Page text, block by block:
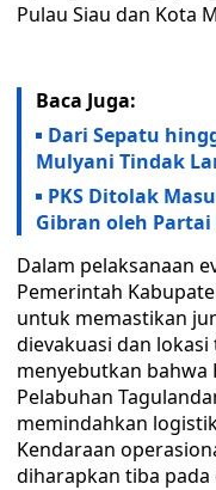
Pulau Siau dan Kota
Baca Juga:
Dari Sepatu
Mulyani Tindak
PKS Ditolak
Gibran oleh Partai
Dalam pelaksanaan
Pemerintah
untuk memastikan
dievakuasi dan
menyebutkan bahwa
Pelabuhan
memindahkan
Kendaraan
diharapkan tiba pada